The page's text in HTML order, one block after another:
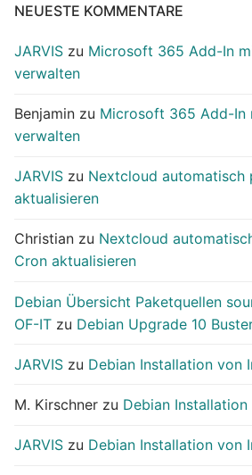
NEUESTE KOMMENTARE
JARVIS zu Microsoft 365 Add-In
verwalten
Benjamin zu Microsoft 365 Add-In
verwalten
JARVIS zu Nextcloud automatisch
aktualisieren
Christian zu Nextcloud
Cron aktualisieren
Debian Übersicht Paketquellen
OF-IT zu Debian Upgrade 10
JARVIS zu Debian Installation von
M. Kirschner zu Debian
JARVIS zu Debian Installation von